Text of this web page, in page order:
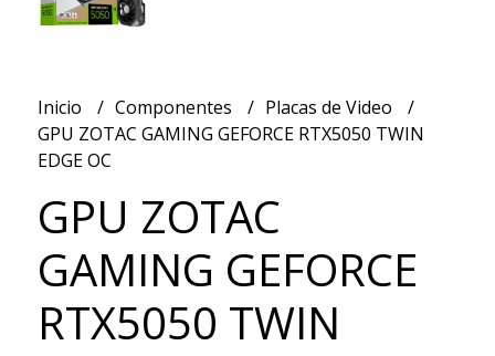
Inicio Componentes
Placas de Video
GPU ZOTAC GAMING GEFORCE RTX5050 TWIN
EDGE OC
GPU ZOTAC
GAMING GEFORCE
RTX5050 TWIN